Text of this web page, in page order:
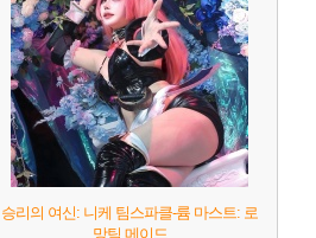
승리의 여신: 니케 팀스파클-륨 마스트: 로
망틱 메이드